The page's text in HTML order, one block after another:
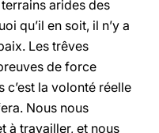
arides des
qu’il en soit, il n’y a
Les trêves
de force
c’est la volonté réelle
Nous nous
à travailler, et nous